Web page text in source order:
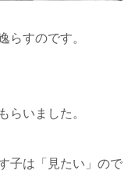
らすのです。
らいました。
子は「見たい」ので